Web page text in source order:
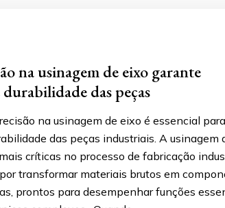
na usinagem de eixo garante
das peças
na usinagem de eixo é essencial
das peças industriais. A usinagem
críticas no processo de fabricação
transformar materiais brutos em
prontos para desempenhar funções